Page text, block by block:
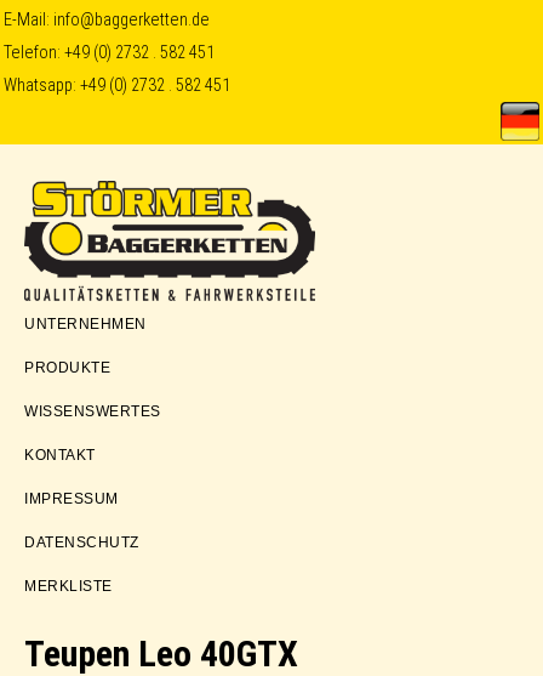
Skip
to
primary
navigation
Skip
to
content
Skip
to
E-Mail: info@baggerketten.de
Telefon:+49 (0) 2732 . 582 451
Whatsapp:+49 (0) 2732 . 582 451
Störmer
UNTERNEHMEN
PRODUKTE
WISSENSWERTES
KONTAKT
IMPRESSUM
DATENSCHUTZ
MERKLISTE
Teupen Leo 40GTX